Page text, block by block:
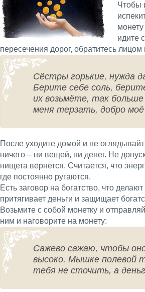
Чтобы
идите
пересечения дорог, обратитесь лицом
Сёстры горькие, нужда
Берите себе соль,
их возьмёте, так
меня терзать, добро
После уходите домой и не
ничего – ни вещей, ни денег. Не
нищета вернется. Считается, что
где постоянно ругаются.
Есть заговор на богатство, что
притягивает деньги и защищает
Возьмите с собой монетку и
ним и наговорите на монету:
Сажево сажаю, чтобы
высоко. Мышке полевой
тебя не сточить, а